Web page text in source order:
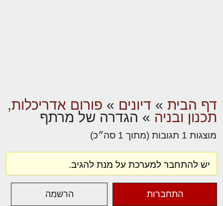
דף הבית » דיונים » פורום אדריכלות,
תכנון ובניה » הגדרה של מרתף
מוצגות 1 תגובות (מתוך 1 סה״כ)
יש להתחבר למערכת על מנת להגיב.
התחברות הרשמה